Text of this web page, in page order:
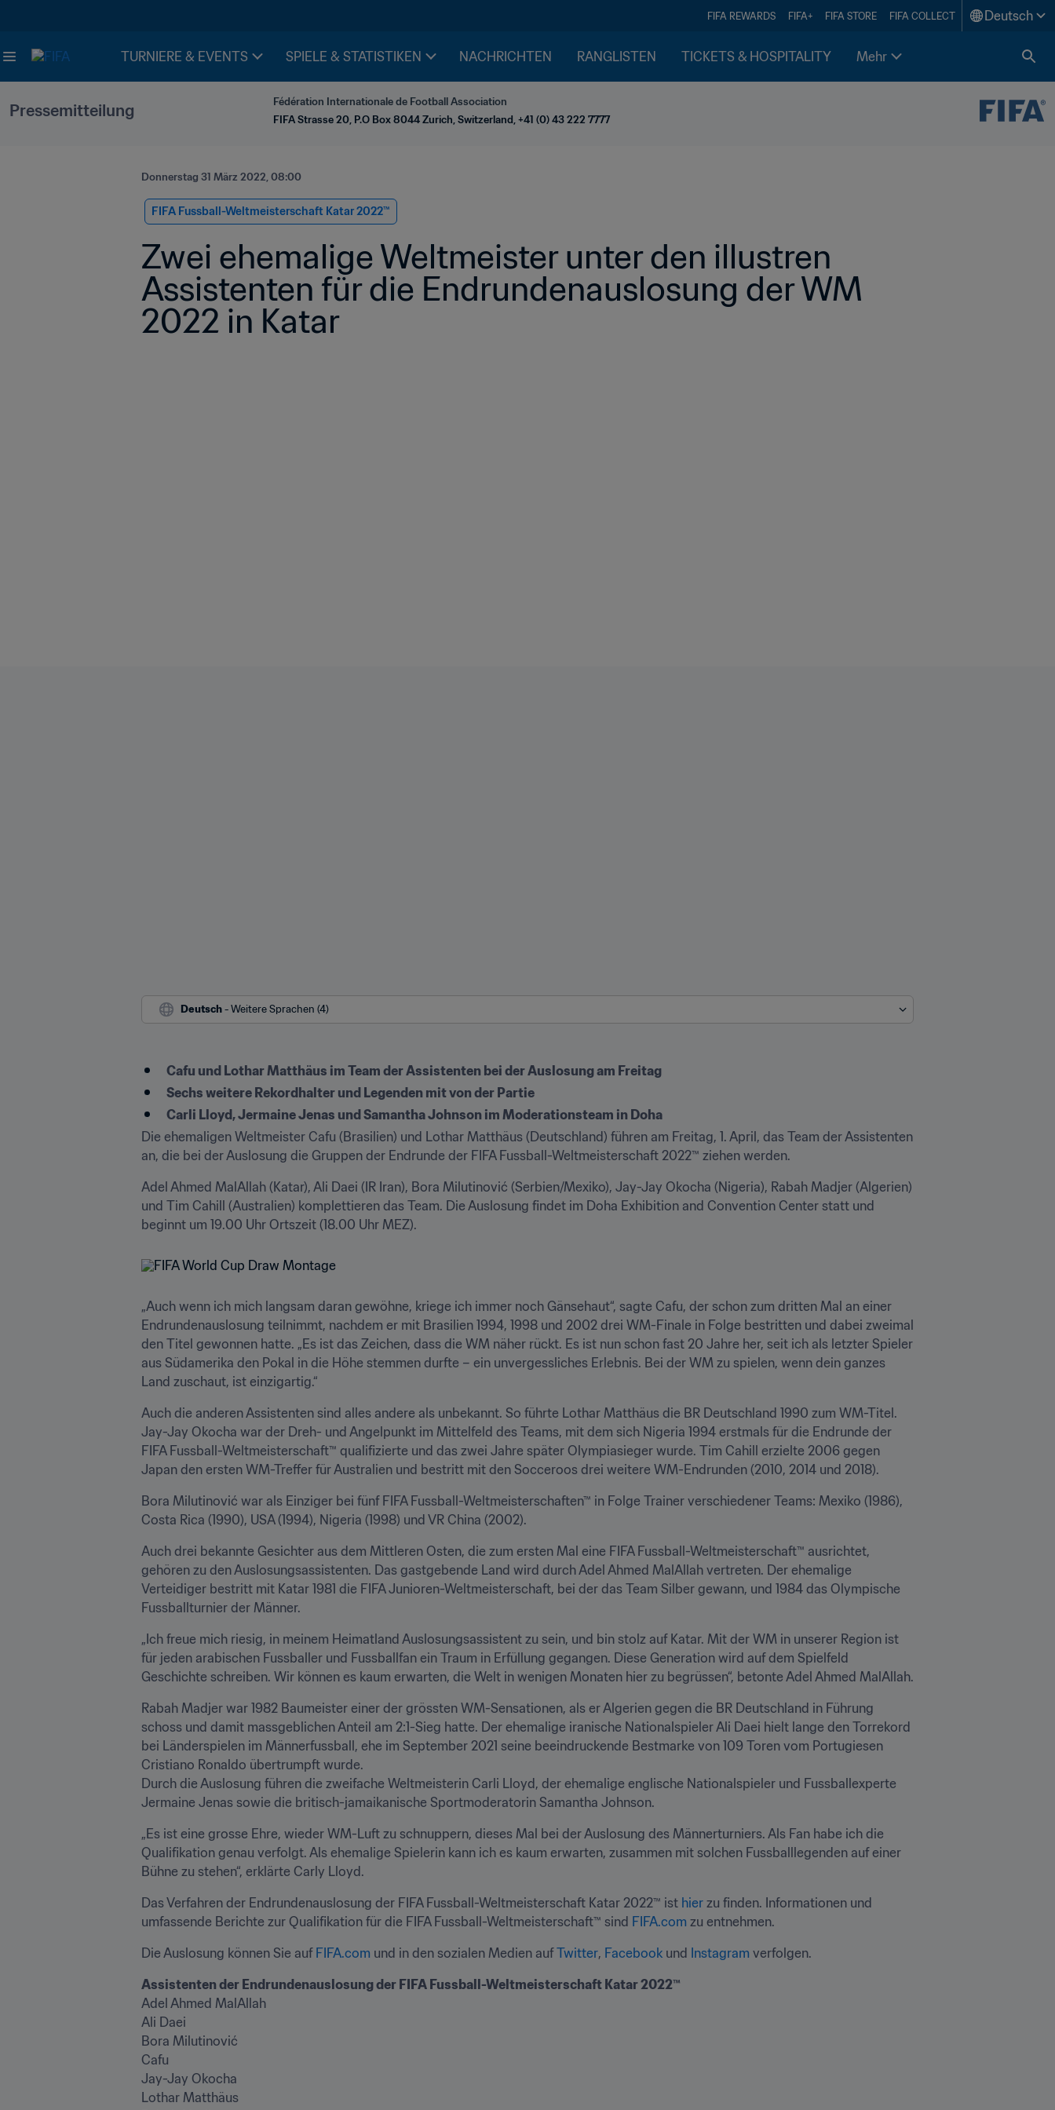
FIFA REWARDS FIFA+ FIFA STORE FIFA COLLECT Deutsch
TURNIERE & EVENTS SPIELE & STATISTIKEN NACHRICHTEN RANGLISTEN TICKETS & HOSPITALITY Mehr
Pressemitteilung
Fédération Internationale de Football Association
FIFA Strasse 20, P.O Box 8044 Zurich, Switzerland, +41 (0) 43 222 7777
Donnerstag 31 März 2022, 08:00
FIFA Fussball-Weltmeisterschaft Katar 2022™
Zwei ehemalige Weltmeister unter den illustren
Assistenten für die Endrundenauslosung der WM
2022 in Katar
Deutsch - Weitere Sprachen (4)
Cafu und Lothar Matthäus im Team der Assistenten bei der Auslosung am Freitag
Sechs weitere Rekordhalter und Legenden mit von der Partie
Carli Lloyd, Jermaine Jenas und Samantha Johnson im Moderationsteam in Doha
Die ehemaligen Weltmeister Cafu (Brasilien) und Lothar Matthäus (Deutschland) führen am Freitag, 1. April, das Team der Assistenten
an, die bei der Auslosung die Gruppen der Endrunde der FIFA Fussball-Weltmeisterschaft 2022™ ziehen werden.
Adel Ahmed MalAllah (Katar), Ali Daei (IR Iran), Bora Milutinović (Serbien/Mexiko), Jay-Jay Okocha (Nigeria), Rabah Madjer (Algerien)
und Tim Cahill (Australien) komplettieren das Team. Die Auslosung findet im Doha Exhibition and Convention Center statt und
beginnt um 19.00 Uhr Ortszeit (18.00 Uhr MEZ).
„Auch wenn ich mich langsam daran gewöhne, kriege ich immer noch Gänsehaut“, sagte Cafu, der schon zum dritten Mal an einer
Endrundenauslosung teilnimmt, nachdem er mit Brasilien 1994, 1998 und 2002 drei WM-Finale in Folge bestritten und dabei zweimal
den Titel gewonnen hatte. „Es ist das Zeichen, dass die WM näher rückt. Es ist nun schon fast 20 Jahre her, seit ich als letzter Spieler
aus Südamerika den Pokal in die Höhe stemmen durfte – ein unvergessliches Erlebnis. Bei der WM zu spielen, wenn dein ganzes
Land zuschaut, ist einzigartig.“
Auch die anderen Assistenten sind alles andere als unbekannt. So führte Lothar Matthäus die BR Deutschland 1990 zum WM-Titel.
Jay-Jay Okocha war der Dreh- und Angelpunkt im Mittelfeld des Teams, mit dem sich Nigeria 1994 erstmals für die Endrunde der
FIFA Fussball-Weltmeisterschaft™ qualifizierte und das zwei Jahre später Olympiasieger wurde. Tim Cahill erzielte 2006 gegen
Japan den ersten WM-Treffer für Australien und bestritt mit den Socceroos drei weitere WM-Endrunden (2010, 2014 und 2018).
Bora Milutinović war als Einziger bei fünf FIFA Fussball-Weltmeisterschaften™ in Folge Trainer verschiedener Teams: Mexiko (1986),
Costa Rica (1990), USA (1994), Nigeria (1998) und VR China (2002).
Auch drei bekannte Gesichter aus dem Mittleren Osten, die zum ersten Mal eine FIFA Fussball-Weltmeisterschaft™ ausrichtet,
gehören zu den Auslosungsassistenten. Das gastgebende Land wird durch Adel Ahmed MalAllah vertreten. Der ehemalige
Verteidiger bestritt mit Katar 1981 die FIFA Junioren-Weltmeisterschaft, bei der das Team Silber gewann, und 1984 das Olympische
Fussballturnier der Männer.
„Ich freue mich riesig, in meinem Heimatland Auslosungsassistent zu sein, und bin stolz auf Katar. Mit der WM in unserer Region ist
für jeden arabischen Fussballer und Fussballfan ein Traum in Erfüllung gegangen. Diese Generation wird auf dem Spielfeld
Geschichte schreiben. Wir können es kaum erwarten, die Welt in wenigen Monaten hier zu begrüssen“, betonte Adel Ahmed MalAllah.
Rabah Madjer war 1982 Baumeister einer der grössten WM-Sensationen, als er Algerien gegen die BR Deutschland in Führung
schoss und damit massgeblichen Anteil am 2:1-Sieg hatte. Der ehemalige iranische Nationalspieler Ali Daei hielt lange den Torrekord
bei Länderspielen im Männerfussball, ehe im September 2021 seine beeindruckende Bestmarke von 109 Toren vom Portugiesen
Cristiano Ronaldo übertrumpft wurde.
Durch die Auslosung führen die zweifache Weltmeisterin Carli Lloyd, der ehemalige englische Nationalspieler und Fussballexperte
Jermaine Jenas sowie die britisch-jamaikanische Sportmoderatorin Samantha Johnson.
„Es ist eine grosse Ehre, wieder WM-Luft zu schnuppern, dieses Mal bei der Auslosung des Männerturniers. Als Fan habe ich die
Qualifikation genau verfolgt. Als ehemalige Spielerin kann ich es kaum erwarten, zusammen mit solchen Fussballlegenden auf einer
Bühne zu stehen“, erklärte Carly Lloyd.
Das Verfahren der Endrundenauslosung der FIFA Fussball-Weltmeisterschaft Katar 2022™ ist hier zu finden. Informationen und
umfassende Berichte zur Qualifikation für die FIFA Fussball-Weltmeisterschaft™ sind FIFA.com zu entnehmen.
Die Auslosung können Sie auf FIFA.com und in den sozialen Medien auf Twitter, Facebook und Instagram verfolgen.
Assistenten der Endrundenauslosung der FIFA Fussball-Weltmeisterschaft Katar 2022™
Adel Ahmed MalAllah
Ali Daei
Bora Milutinović
Cafu
Jay-Jay Okocha
Lothar Matthäus